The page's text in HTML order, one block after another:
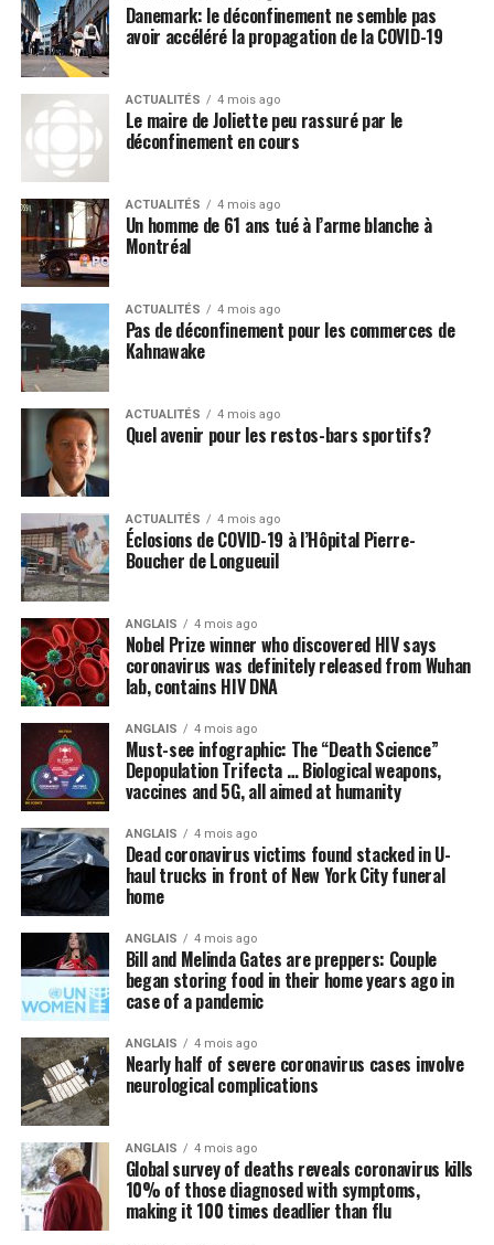
commerciale conçus pour être utilisés par des
personnes ayant une formation spécialisée, tels les
employés des entreprises d’entretien des pelouses et
d’aménagement paysager.
La suppression de ces bioagresseurs à l’aide de solutions
sûres et approuvées, comme les pesticides, nous
permettra de continuer à jouir de parcs et d’espaces
verts pour les années à venir.
Post Views:
Danemark: le déconfinement ne semble pas
avoir accéléré la propagation de la COVID-19
ACTUALITÉS 4 mois ago
Le maire de Joliette peu rassuré par le
déconfinement en cours
ACTUALITÉS 4 mois ago
Un homme de 61 ans tué à l’arme blanche à
Montréal
ACTUALITÉS 4 mois ago
Pas de déconfinement pour les commerces de
Kahnawake
ACTUALITÉS 4 mois ago
Quel avenir pour les restos-bars sportifs?
ACTUALITÉS 4 mois ago
Éclosions de COVID-19 à l’Hôpital Pierre-
Boucher de Longueuil
ANGLAIS 4 mois ago
Nobel Prize winner who discovered HIV says
coronavirus was definitely released from Wuhan
lab, contains HIV DNA
ANGLAIS 4 mois ago
Must-see infographic: The “Death Science”
Depopulation Trifecta … Biological weapons,
vaccines and 5G, all aimed at humanity
ANGLAIS 4 mois ago
Dead coronavirus victims found stacked in U-
haul trucks in front of New York City funeral
home
ANGLAIS 4 mois ago
Bill and Melinda Gates are preppers: Couple
began storing food in their home years ago in
case of a pandemic
ANGLAIS 4 mois ago
Nearly half of severe coronavirus cases involve
neurological complications
ANGLAIS 4 mois ago
Global survey of deaths reveals coronavirus kills
10% of those diagnosed with symptoms,
making it 100 times deadlier than flu